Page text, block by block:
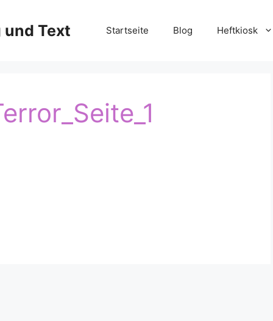
Text Startseite Blog Heftkiosk